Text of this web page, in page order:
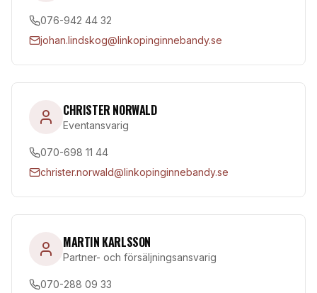
076-942 44 32
johan.lindskog@linkopinginnebandy.se
CHRISTER NORWALD
Eventansvarig
070-698 11 44
christer.norwald@linkopinginnebandy.se
MARTIN KARLSSON
Partner- och försäljningsansvarig
070-288 09 33